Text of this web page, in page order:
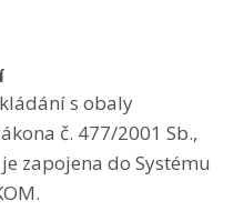
s obaly
č. 477/2001 Sb.,
zapojena do Systému